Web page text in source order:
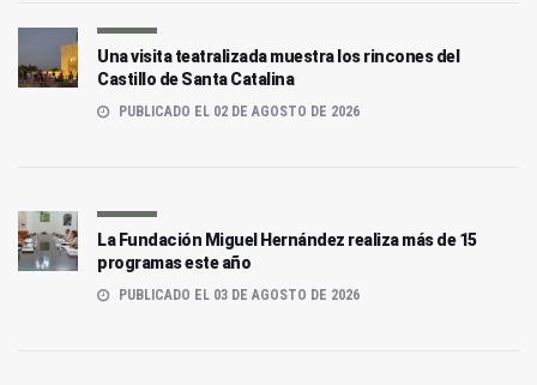
Una visita teatralizada muestra los rincones del
Castillo de Santa Catalina
PUBLICADO EL 02 DE AGOSTO DE 2026
La Fundación Miguel Hernández realiza más de 15
programas este año
PUBLICADO EL 03 DE AGOSTO DE 2026